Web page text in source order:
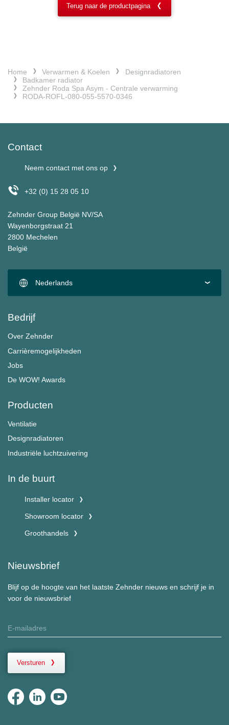
Terug naar de productpagina
Home Verwarmen & Koelen
Designradiatoren
Badkamer radiator
Zehnder Roda Spa Asym - Centrale verwarming
RODA-ROFL-080-055-5570-0346
Contact
Neem contact met ons op
+32 (0) 15 28 05 10
Zehnder Group België NV/SA
Wayenborgstraat 21
2800 Mechelen
België
Nederlands
Bedrijf
Over Zehnder
Carrièremogelijkheden
Jobs
De WOW! Awards
Producten
Ventilatie
Designradiatoren
Industriële luchtzuivering
In de buurt
Installer locator
Showroom locator
Groothandels
Nieuwsbrief
Blijf op de hoogte van het laatste Zehnder nieuws en schrijf je in
voor de nieuwsbrief
Versturen